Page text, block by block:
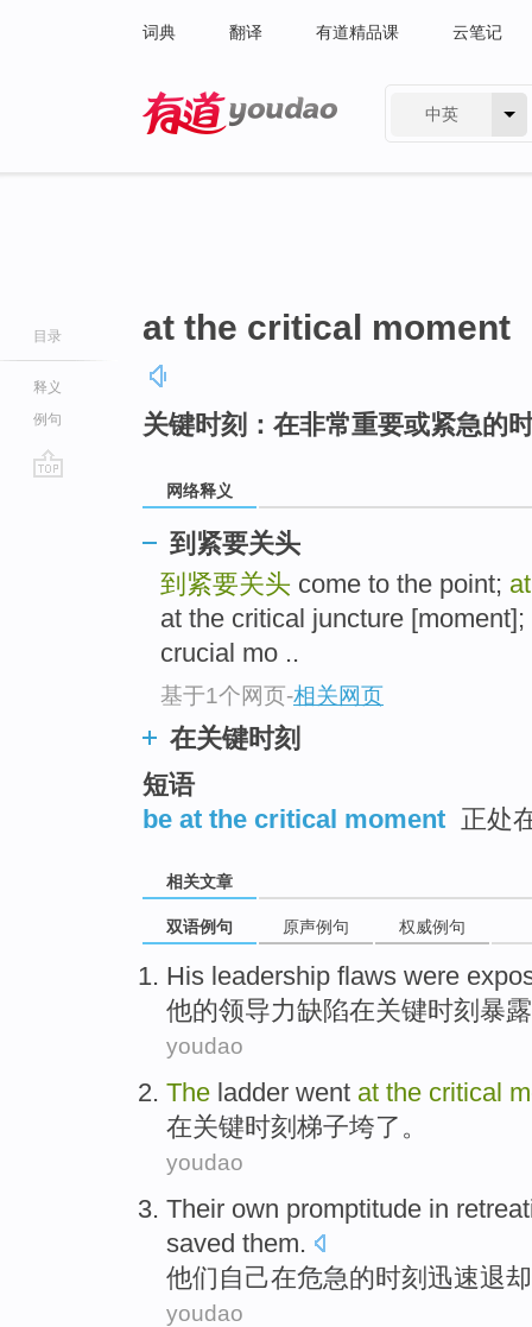
词典 翻译 有道精品课 云笔记
中英
目录
释义
例句
at the critical moment
关键时刻：在非常重要或紧急的
网络释义
到紧要关头
到紧要关头 come to the point;
at the critical juncture
crucial mo ..
基于1个网页-相关网页
在关键时刻
短语
be at the critical moment 正处
相关文章
双语例句 原声例句 权威例句
His leadership flaws were
他的领导力缺陷在关键时刻暴露
youdao
The ladder went at the critical
在关键时刻 梯子垮了。
youdao
Their own promptitude in
saved them.
他们 自己在危急的时刻 迅速退却
youdao